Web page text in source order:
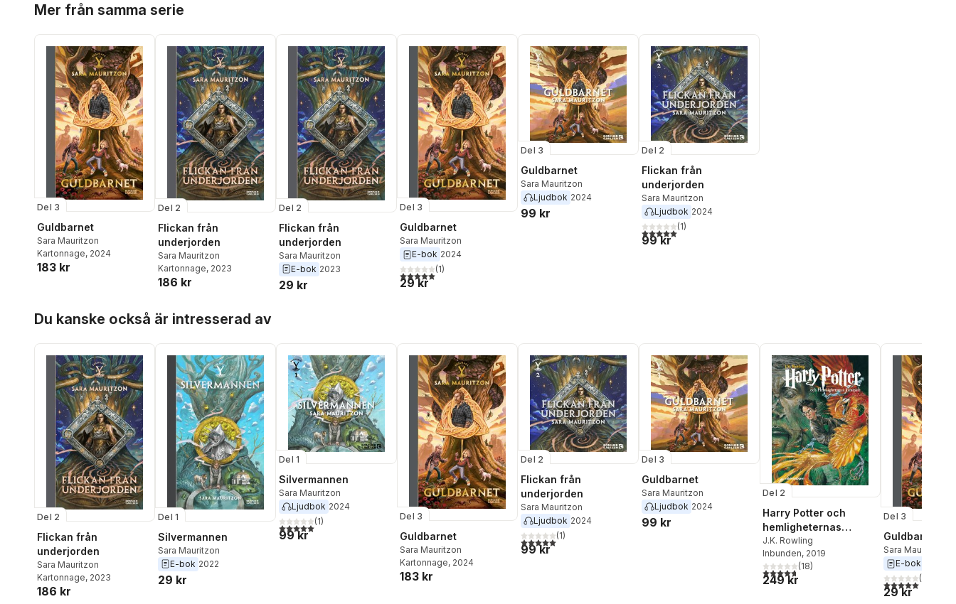
Mer från samma serie
Del 3
Guldbarnet
Sara Mauritzon
Kartonnage, 2024
183 kr
Del 2
Flickan från
underjorden
Sara Mauritzon
Kartonnage, 2023
186 kr
Del 2
Flickan från
underjorden
Sara Mauritzon
E-bok 2023
29 kr
Del 3
Guldbarnet
Sara Mauritzon
E-bok 2024
5,0utav 5 stjärnor. Totalt antal röster:
(1)
29 kr
Del 3
Guldbarnet
Sara Mauritzon
Ljudbok 2024
99 kr
Del 2
Flickan från
underjorden
Sara Mauritzon
Ljudbok 2024
5,0utav 5 stjärnor. Totalt antal röster:
(1)
99 kr
Du kanske också är intresserad av
Del 2
Flickan från
underjorden
Sara Mauritzon
Kartonnage, 2023
186 kr
Del 1
Silvermannen
Sara Mauritzon
E-bok 2022
29 kr
Del 1
Silvermannen
Sara Mauritzon
Ljudbok 2024
5,0utav 5 stjärnor. Totalt antal röster:
(1)
99 kr
Del 3
Guldbarnet
Sara Mauritzon
Kartonnage, 2024
183 kr
Del 2
Flickan från
underjorden
Sara Mauritzon
Ljudbok 2024
5,0utav 5 stjärnor. Totalt antal röster:
(1)
99 kr
Del 3
Guldbarnet
Sara Mauritzon
Ljudbok 2024
99 kr
Del 2
Harry Potter och
hemligheternas
kammare
J.K. Rowling
Inbunden, 2019
4,7utav 5 stjärnor. Totalt antal röster:
(18)
249 kr
Del 3
Guldbarnet
Sara Mauritzon
E-bok
5,0utav 5(
29 kr